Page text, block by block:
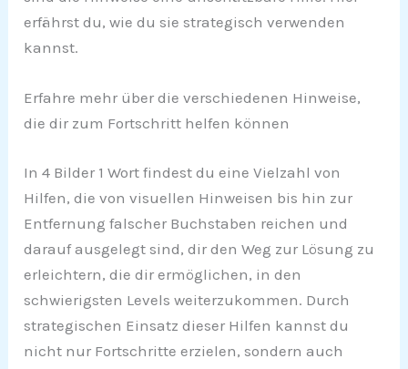
erfährst du, wie du sie strategisch verwenden
kannst.
Erfahre mehr über die verschiedenen Hinweise,
die dir zum Fortschritt helfen können
In 4 Bilder 1 Wort findest du eine Vielzahl von
Hilfen, die von visuellen Hinweisen bis hin zur
Entfernung falscher Buchstaben reichen und
darauf ausgelegt sind, dir den Weg zur Lösung zu
erleichtern, die dir ermöglichen, in den
schwierigsten Levels weiterzukommen. Durch
strategischen Einsatz dieser Hilfen kannst du
nicht nur Fortschritte erzielen, sondern auch